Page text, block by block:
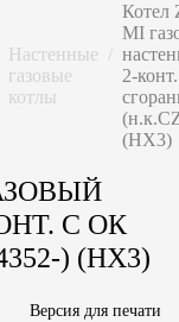
Настенные
газовые
котлы
Котел
MI
2-
(HX3)
С ОК
) (HX3)
Версия для печати